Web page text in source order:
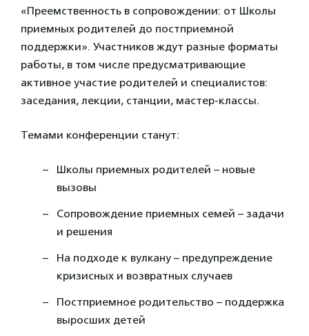
«Преемственность в сопровождении: от Школы
приемных родителей до постприемной
поддержки». Участников ждут разные форматы
работы, в том числе предусматривающие
активное участие родителей и специалистов:
заседания, лекции, станции, мастер-классы.
Темами конференции станут:
Школы приемных родителей – новые
вызовы
Сопровождение приемных семей – задачи
и решения
На подходе к вулкану – предупреждение
кризисных и возвратных случаев
Постприемное родительство – поддержка
выросших детей